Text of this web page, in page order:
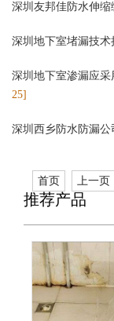
深圳友邦佳防水伸
深圳地下室堵漏技术
深圳地下室渗漏应
25]
深圳西乡防水防漏公
首页 上一页
推荐产品